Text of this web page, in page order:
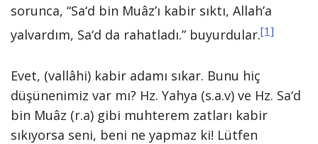
sorunca, “Sa‘d bin Muâz’ı kabir sıktı, Allah’a
yalvardım, Sa‘d da rahatladı.” buyurdular.[1]
Evet, (vallâhi) kabir adamı sıkar. Bunu hiç
düşünenimiz var mı? Hz. Yahya (s.a.v) ve Hz. Sa‘d
bin Muâz (r.a) gibi muhterem zatları kabir
sıkıyorsa seni, beni ne yapmaz ki! Lütfen